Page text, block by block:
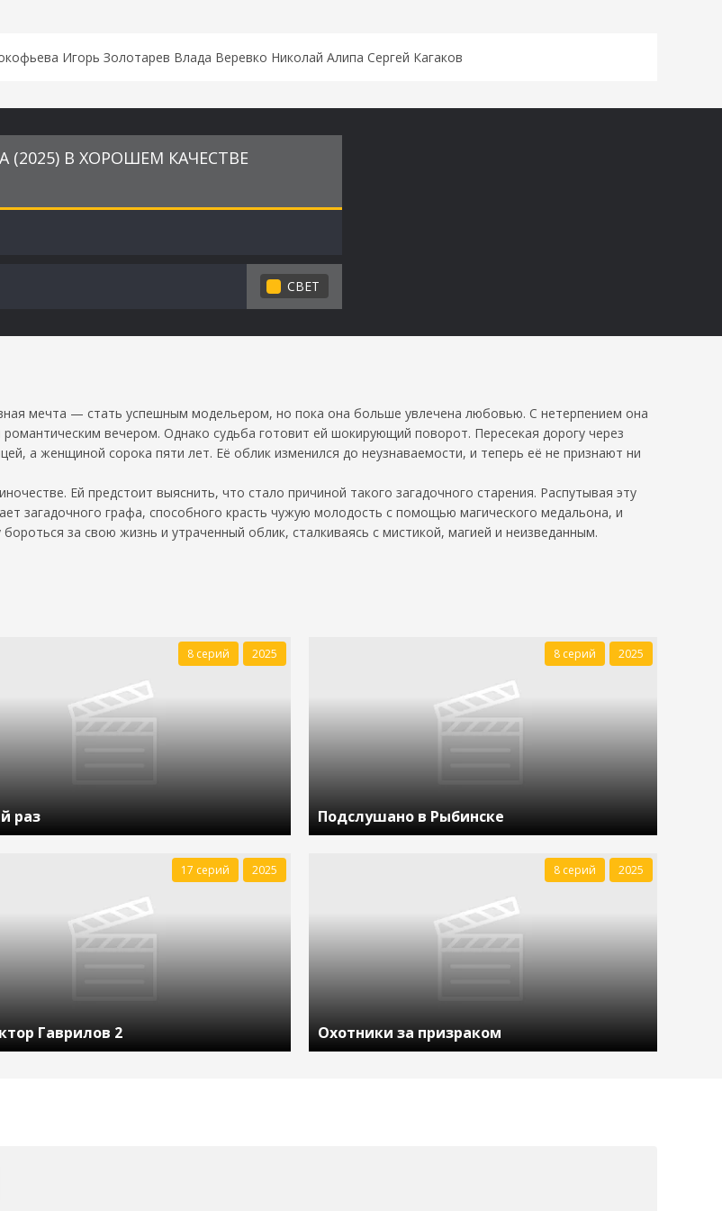
Игорь Золотарев Влада Веревко Николай Алипа Сергей Кагаков
(2025) В ХОРОШЕМ КАЧЕСТВЕ
СВЕТ
мечта — стать успешным модельером, но пока она больше увлечена любовью. С нетерпением она
вечером. Однако судьба готовит ей шокирующий поворот. Пересекая дорогу через
а женщиной сорока пяти лет. Её облик изменился до неузнаваемости, и теперь её не признают ни
Ей предстоит выяснить, что стало причиной такого загадочного старения. Распутывая эту
загадочного графа, способного красть чужую молодость с помощью магического медальона, и
за свою жизнь и утраченный облик, сталкиваясь с мистикой, магией и неизведанным.
раз
8 серий 2025
Подслушано в Рыбинске
8 серий 2025
Гаврилов 2
17 серий 2025
Охотники за призраком
8 серий 2025